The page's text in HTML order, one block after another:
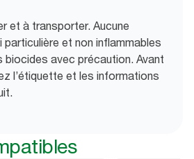
et à transporter. Aucune
particulière et non inflammables
biocides avec précaution. Avant
l’étiquette et les informations